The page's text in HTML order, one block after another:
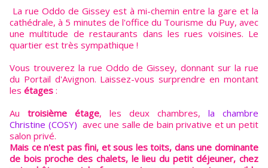
La rue Oddo de Gissey est à mi-chemin entre la gare et la
cathédrale, à 5 minutes de l'office du Tourisme du Puy, avec
une multitude de restaurants dans les rues voisines. Le
quartier est très sympathique !
Vous trouverez la rue Oddo de Gissey, donnant sur la rue
du Portail d'Avignon. Laissez-vous surprendre en montant
les étages :
Au troisième étage, les deux chambres, la chambre
Christine (COSY) avec une salle de bain privative et un petit
salon privé.
Mais ce n'est pas fini, et sous les toits, dans une dominante
de bois proche des chalets, le lieu du petit déjeuner, chez